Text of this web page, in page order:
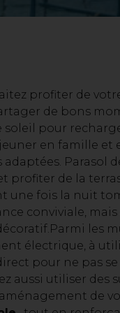
profiter de
de bons
soleil pour
en famille et
Parasol
profiter de la
une fois la nuit
conviviale, mais
Parmi les
électrique, à
pour ne pas
aussi utiliser des
de